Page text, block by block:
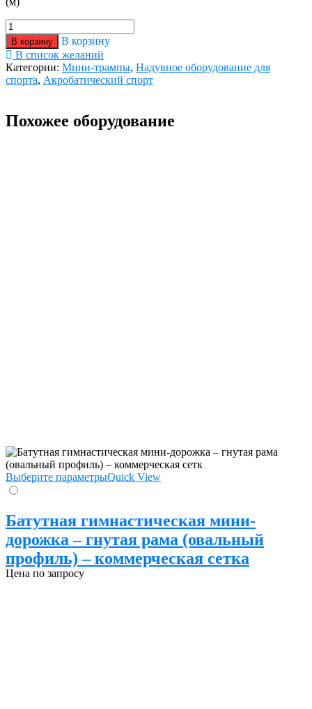
Количество
товара
Минитрамп
Pro
Light
В корзину
В корзину
В список желаний
Категории: Мини-трампы, Надувное оборудование для
спорта, Акробатический спорт
Похожее оборудование
Выберите параметрыQuick View
Батутная гимнастическая мини-
дорожка – гнутая рама (овальный
профиль) – коммерческая сетка
Цена по запросу